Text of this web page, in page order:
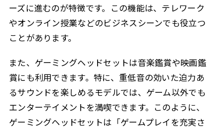
ーズに進むのが特徴です。この機能は、テレワーク
やオンライン授業などのビジネスシーンでも役立つ
ことがあります。
また、ゲーミングヘッドセットは音楽鑑賞や映画鑑
賞にも利用できます。特に、重低音の効いた迫力あ
るサウンドを楽しめるモデルでは、ゲーム以外でも
エンターテイメントを満喫できます。このように、
ゲーミングヘッドセットは「ゲームプレイを充実さ